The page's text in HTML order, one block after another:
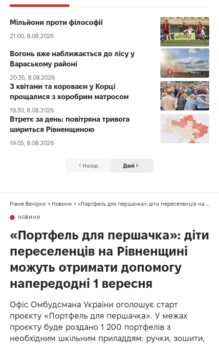
Мільйони проти філософії
21:00, 8.08.2026
Вогонь вже наближається до лісу у
Вараському районі
20:35, 8.08.2026
З квітами та короваєм у Корці
прощалися з хоробрим матросом
19:30, 8.08.2026
Втретє за день: повітряна тривога
шириться Рівненщиною
19:05, 8.08.2026
Назад Далі
Рівне Вечірнє > Новини > «Портфель для першачка»: діти переселенців на Рівненщині можуть отримати допомогу напередодні 1 вересня
НОВИНИ
«Портфель для першачка»: діти
переселенців на Рівненщині
можуть отримати допомогу
напередодні 1 вересня
Офіс Омбудсмана України оголошує старт
проєкту «Портфель для першачка». У межах
проєкту буде роздано 1 200 портфелів з
необхідним шкільним приладдям: ручки, зошити,